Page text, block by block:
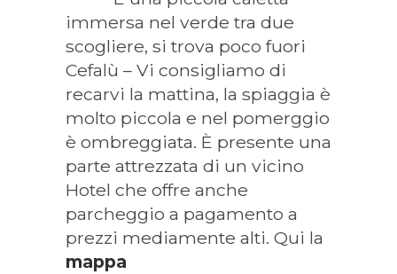
immersa nel verde tra due
scogliere, si trova poco fuori
Cefalù – Vi consigliamo di
recarvi la mattina, la spiaggia è
molto piccola e nel pomerggio
è ombreggiata. È presente una
parte attrezzata di un vicino
Hotel che offre anche
parcheggio a pagamento a
prezzi mediamente alti. Qui la
mappa